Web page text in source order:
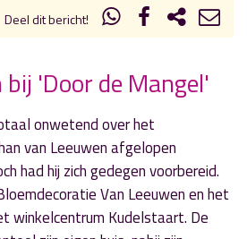
Deel dit bericht!
bij 'Business
'Door de Mangel'
onwetend over het
van Leeuwen afgelopen
had hij zich gedegen voorbereid.
Van Leeuwen en het
winkelcentrum Kudelstaart. De